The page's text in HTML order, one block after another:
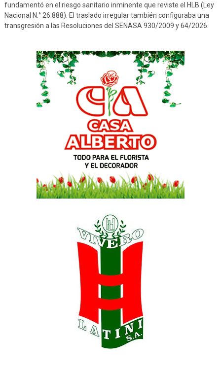
fundamentó en el riesgo sanitario inminente que reviste el HLB (Ley
Nacional N.° 26.888). El traslado irregular también configuraba una
transgresión a las Resoluciones del SENASA 930/2009 y 64/2026.